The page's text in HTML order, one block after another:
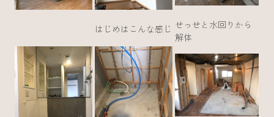
はじめはこんな感じ せっせと水回りから
解体